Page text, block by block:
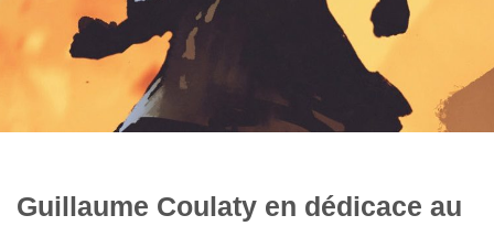
Guillaume Coulaty en dédicace au